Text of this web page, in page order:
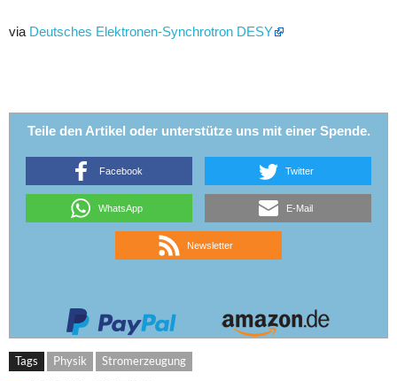
via Deutsches Elektronen-Synchrotron DESY
Teile den Artikel oder unterstütze uns mit einer Spende.
Facebook Twitter
WhatsApp E-Mail
Newsletter
Tags Physik Stromerzeugung